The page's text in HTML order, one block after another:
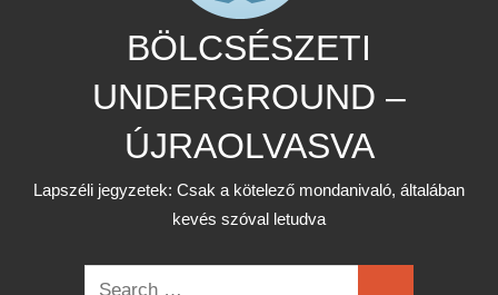
BÖLCSÉSZETI
UNDERGROUND –
ÚJRAOLVASVA
Lapszéli jegyzetek: Csak a kötelező mondanivaló, általában
kevés szóval letudva
Search